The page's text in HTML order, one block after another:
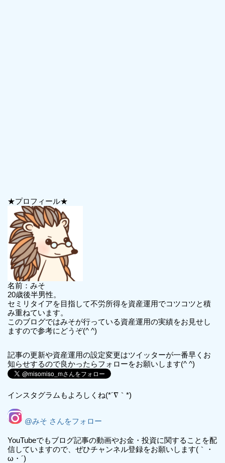
★プロフィール★
名前：みそ
20歳後半男性。
セミリタイアを目指して不労所得を資産運用でコツコツと積
み重ねています。
このブログではみそが行っている資産運用の実績をお見せし
ますので参考にどうぞ(^ ^)
記事の更新や資産運用の設定変更はツイッターが一番早くお
知らせするので良かったらフォローをお願いします(^ ^)
インスタグラムもよろしくね(*´∇｀*)
@みそ さんをフォロー
YouTubeでもブログ記事の動画やお金・投資に関することを配
信していますので、ぜひチャンネル登録をお願いします(｀・
ω・´)